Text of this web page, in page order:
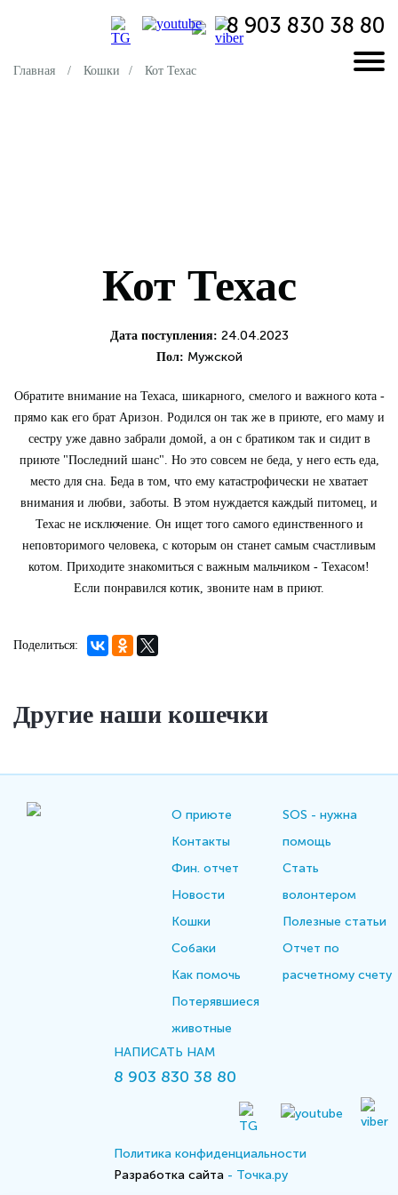
8 903 830 38 80
Главная / Кошки / Кот Техас
Кот Техас
Дата поступления: 24.04.2023
Пол: Мужской
Обратите внимание на Техаса, шикарного, смелого и важного кота -
прямо как его брат Аризон. Родился он так же в приюте, его маму и
сестру уже давно забрали домой, а он с братиком так и сидит в
приюте "Последний шанс". Но это совсем не беда, у него есть еда,
место для сна. Беда в том, что ему катастрофически не хватает
внимания и любви, заботы. В этом нуждается каждый питомец, и
Техас не исключение. Он ищет того самого единственного и
неповторимого человека, с которым он станет самым счастливым
котом. Приходите знакомиться с важным мальчиком - Техасом!
Если понравился котик, звоните нам в приют.
Другие наши кошечки
О приюте
Контакты
Фин. отчет
Новости
Кошки
Собаки
Как помочь
Потерявшиеся
животные
SOS - нужна
помощь
Стать
волонтером
Полезные статьи
Отчет по
расчетному счету
НАПИСАТЬ НАМ
8 903 830 38 80
Политика конфиденциальности
Разработка сайта - Точка.ру